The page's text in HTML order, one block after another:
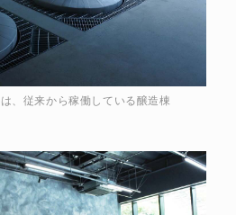
、従来から稼働している醸造棟